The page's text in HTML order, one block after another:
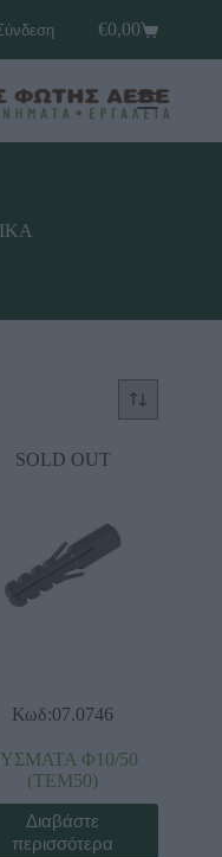
€0,00
SOLD OUT
Κωδ:07.0746
Φ10/50
(ΤΕΜ50)
Διαβάστε
περισσότερα